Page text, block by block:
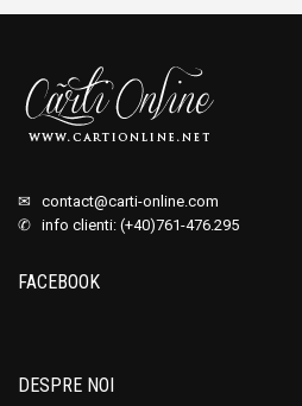
✉ contact@carti-online.com
✆ info clienti: (+40)761-476.295
FACEBOOK
DESPRE NOI